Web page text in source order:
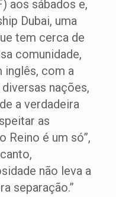
aos sábados e,
Dubai, uma
tem cerca de
comunidade,
inglês, com a
nações,
a verdadeira
as
Reino é um só”,
não leva a
separação.”